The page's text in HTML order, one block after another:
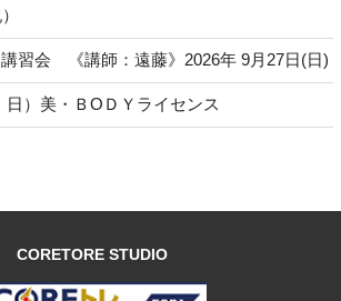
講習会 《講師：遠藤》2026年 9月27日(日)
日）美・ＢОＤＹライセンス
CORETORE STUDIO